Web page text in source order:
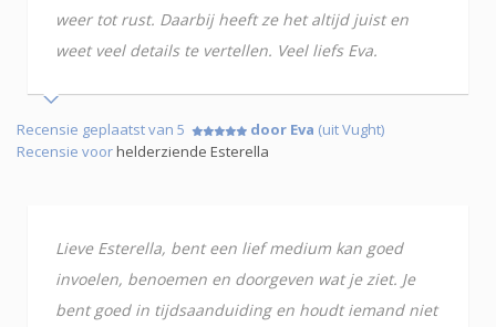
weer tot rust. Daarbij heeft ze het altijd juist en
weet veel details te vertellen. Veel liefs Eva.
Recensie geplaatst van 5 door Eva (uit Vught)
Recensie voorhelderziende Esterella
Lieve Esterella, bent een lief medium kan goed
invoelen, benoemen en doorgeven wat je ziet. Je
bent goed in tijdsaanduiding en houdt iemand niet